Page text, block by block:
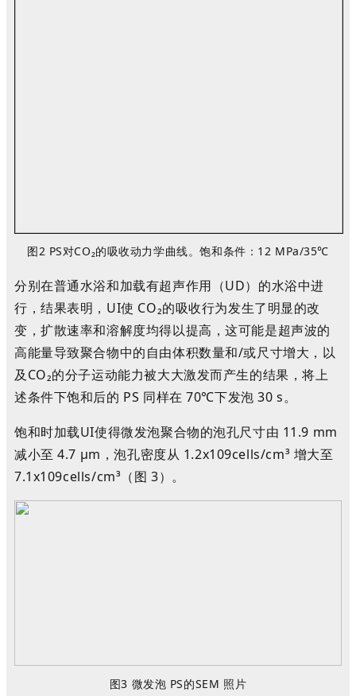
图2 PS对CO₂的吸收动力学曲线。饱和条件：12 MPa/35℃
分别在普通水浴和加载有超声作用（UD）的水浴中进
行，结果表明，UI使 CO₂的吸收行为发生了明显的改
变，扩散速率和溶解度均得以提高，这可能是超声波的
高能量导致聚合物中的自由体积数量和/或尺寸增大，以
及CO₂的分子运动能力被大大激发而产生的结果，将上
述条件下饱和后的 PS 同样在 70℃下发泡 30 s。
饱和时加载UI使得微发泡聚合物的泡孔尺寸由 11.9 mm
减小至 4.7 μm，泡孔密度从 1.2x109cells/cm³ 增大至
7.1x109cells/cm³（图 3）。
图3 微发泡 PS的SEM 照片